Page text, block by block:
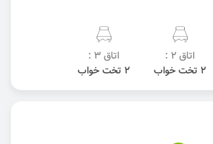
اتاق 2 :
2 تخت خواب
اتاق 3 :
2 تخت خواب